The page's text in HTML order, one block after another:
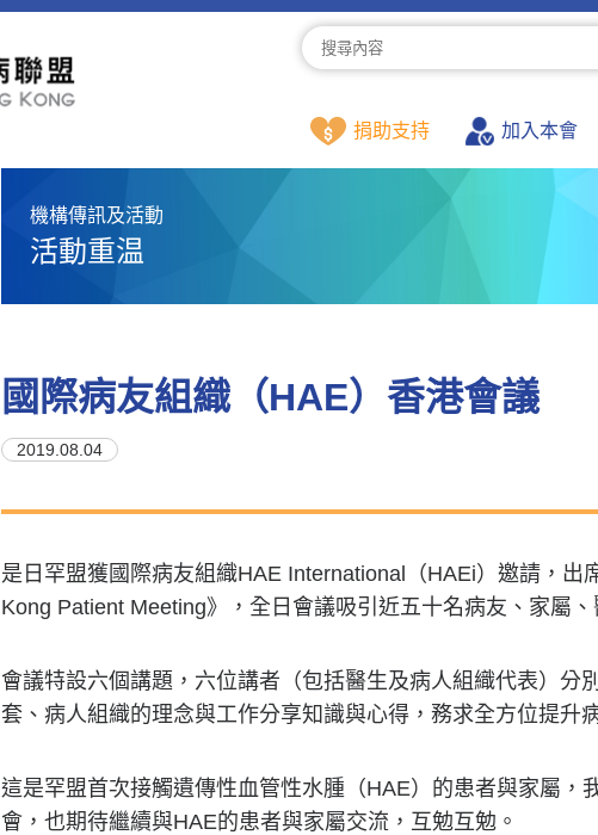
捐助支持 加入本會
機構傳訊及活動
活動重温
國際病友組織（HAE）香港會議
2019.08.04
是日罕盟獲國際病友組織HAE International（HAEi）邀請，出
Kong Patient Meeting》，全日會議吸引近五十名病友、家屬、
會議特設六個講題，六位講者（包括醫生及病人組織代表）分
套、病人組織的理念與工作分享知識與心得，務求全方位提升
這是罕盟首次接觸遺傳性血管性水腫（HAE）的患者與家屬，
會，也期待繼續與HAE的患者與家屬交流，互勉互勉。